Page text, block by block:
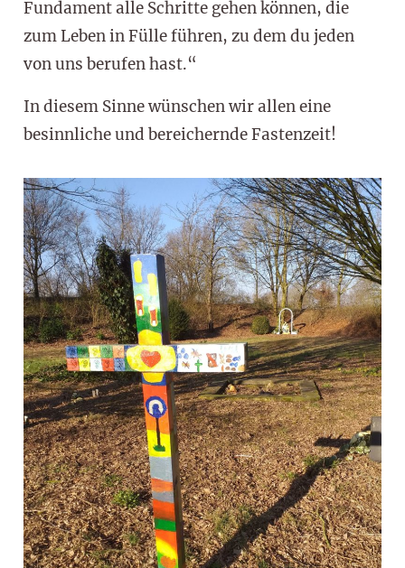
Fundament alle Schritte gehen können, die
zum Leben in Fülle führen, zu dem du jeden
von uns berufen hast.“
In diesem Sinne wünschen wir allen eine
besinnliche und bereichernde Fastenzeit!